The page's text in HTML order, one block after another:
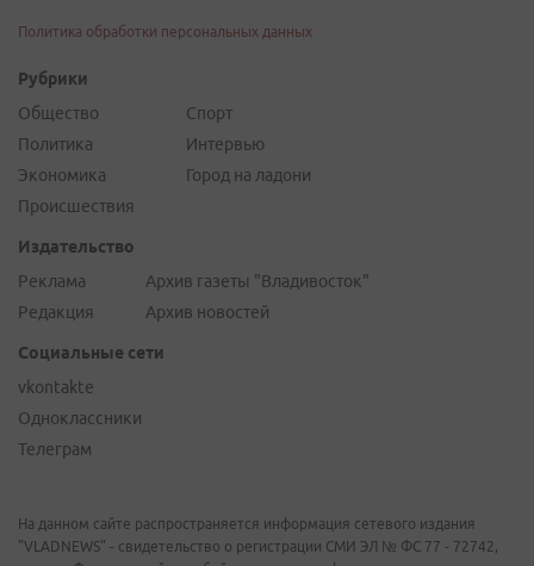
Политика обработки персональных данных
Рубрики
Общество
Политика
Экономика
Происшествия
Спорт
Интервью
Город на ладони
Издательство
Реклама
Редакция
Архив газеты "Владивосток"
Архив новостей
Социальные сети
vkontakte
Одноклассники
Телеграм
На данном сайте распространяется информация сетевого издания
"VLADNEWS" - свидетельство о регистрации СМИ ЭЛ № ФС 77 - 72742,